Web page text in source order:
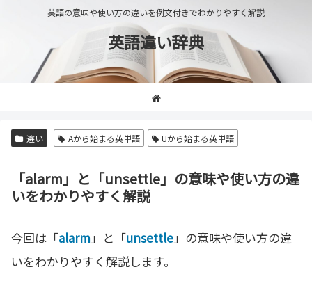
英語の意味や使い方の違いを例文付きでわかりやすく解説
英語違い辞典
違い Aから始まる英単語 Uから始まる英単語
「alarm」と「unsettle」の意味や使い方の違
いをわかりやすく解説
今回は「alarm」と「unsettle」の意味や使い方の違
いをわかりやすく解説します。